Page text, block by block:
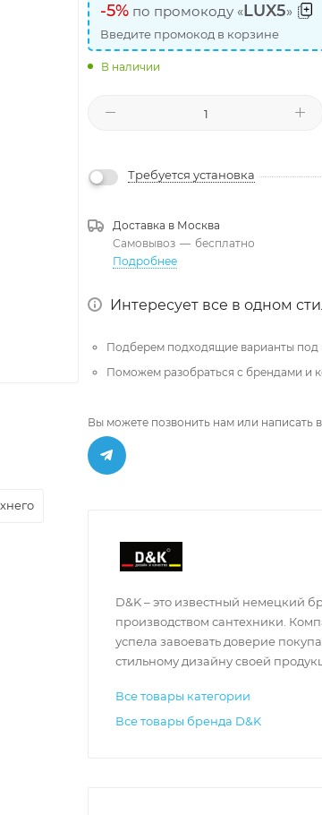
-5% по промокоду «LUX5»
Введите промокод в корзине
В наличии
Требуется установка
Доставка в Москва
Самовывоз — бесплатно
Подробнее
Интересует все в одном
Подберем подходящие варианты под
Поможем разобраться с брендами и
Вы можете позвонить нам или написать в
D&K – это известный немецкий
производством сантехники.
успела завоевать доверие
стильному дизайну своей
Все товары категории
Все товары бренда D&K